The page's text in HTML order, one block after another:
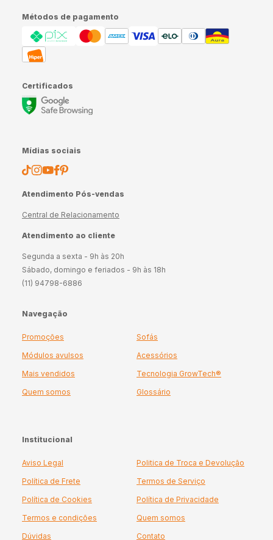
Métodos de pagamento
Certificados
Mídias sociais
Atendimento Pós-vendas
Central de Relacionamento
Atendimento ao cliente
Segunda a sexta - 9h às 20h
Sábado, domingo e feriados - 9h às 18h
(11) 94798-6886
Navegação
Promoções
Sofás
Módulos avulsos
Acessórios
Mais vendidos
Tecnologia GrowTech®
Quem somos
Glossário
Institucional
Aviso Legal
Politica de Troca e Devolução
Política de Frete
Termos de Serviço
Política de Cookies
Política de Privacidade
Termos e condições
Quem somos
Dúvidas
Contato